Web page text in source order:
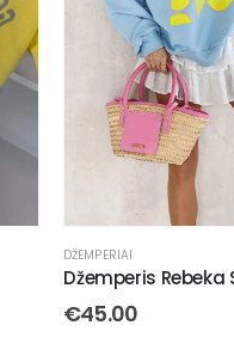
DŽEMPERIAI
Džemperis Rebeka
€45.00